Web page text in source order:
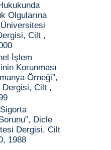
Olgularına
Cilt ,
İşlem
Korunması
Örneği”,
Dergisi, Cilt ,
Dicle
Dergisi, Cilt
1988